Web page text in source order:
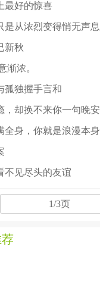
最好的惊喜
是从浓烈变得悄无声息
新秋
渐浓。
孤独握手言和
，却换不来你一句晚安
全身，你就是浪漫本身
不见尽头的友谊
1/3页